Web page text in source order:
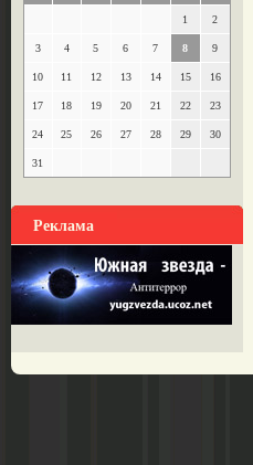
1 2
3 4 5 6 7 8 9
10 11 12 13 14 15 16
17 18 19 20 21 22 23
24 25 26 27 28 29 30
31
Реклама